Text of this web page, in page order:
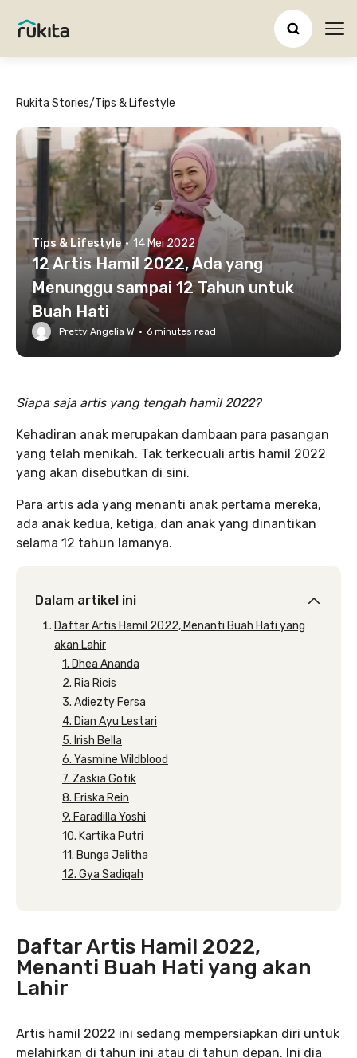
Rukita Stories/Tips & Lifestyle
Tips & Lifestyle · 14 Mei 2022
12 Artis Hamil 2022, Ada yang
Menunggu sampai 12 Tahun untuk
Buah Hati
Pretty Angelia W · 6 minutes read
Siapa saja artis yang tengah hamil 2022?
Kehadiran anak merupakan dambaan para pasangan
yang telah menikah. Tak terkecuali artis hamil 2022
yang akan disebutkan di sini.
Para artis ada yang menanti anak pertama mereka,
ada anak kedua, ketiga, dan anak yang dinantikan
selama 12 tahun lamanya.
Dalam artikel ini
Daftar Artis Hamil 2022, Menanti Buah Hati yang
akan Lahir
1. Dhea Ananda
2. Ria Ricis
3. Adiezty Fersa
4. Dian Ayu Lestari
5. Irish Bella
6. Yasmine Wildblood
7. Zaskia Gotik
8. Eriska Rein
9. Faradilla Yoshi
10. Kartika Putri
11. Bunga Jelitha
12. Gya Sadiqah
Daftar Artis Hamil 2022,
Menanti Buah Hati yang akan
Lahir
Artis hamil 2022 ini sedang mempersiapkan diri untuk
melahirkan di tahun ini atau di tahun depan. Ini dia